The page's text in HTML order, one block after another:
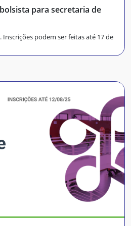
para secretaria de
Inscrições podem ser feitas até 17 de